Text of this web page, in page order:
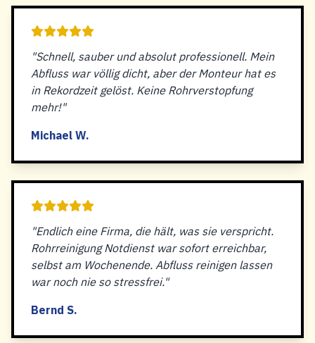
"Schnell, sauber und absolut professionell. Mein
Abfluss war völlig dicht, aber der Monteur hat es
in Rekordzeit gelöst. Keine Rohrverstopfung
mehr!"
Michael W.
"Endlich eine Firma, die hält, was sie verspricht.
Rohrreinigung Notdienst war sofort erreichbar,
selbst am Wochenende. Abfluss reinigen lassen
war noch nie so stressfrei."
Bernd S.